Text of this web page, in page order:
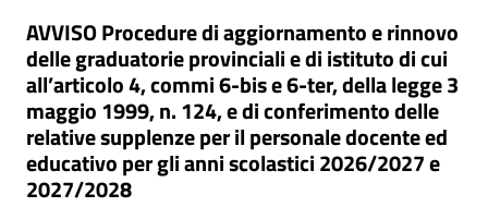
AVVISO Procedure di aggiornamento e rinnovo
delle graduatorie provinciali e di istituto di cui
all’articolo 4, commi 6-bis e 6-ter, della legge 3
maggio 1999, n. 124, e di conferimento delle
relative supplenze per il personale docente ed
educativo per gli anni scolastici 2026/2027 e
2027/2028